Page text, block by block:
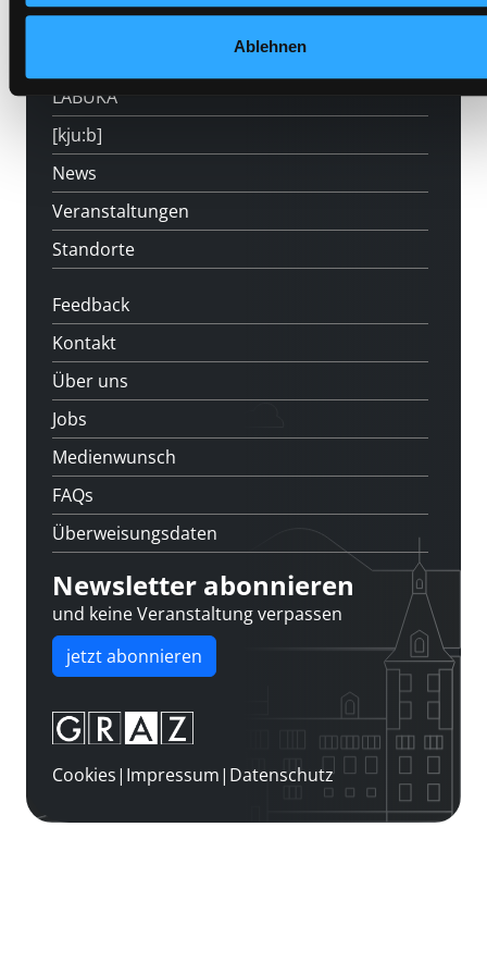
Ablehnen
Mitgliedschaft
LABUKA
[kju:b]
News
Veranstaltungen
Standorte
Feedback
Kontakt
Über uns
Jobs
Medienwunsch
FAQs
Überweisungsdaten
Newsletter abonnieren
und keine Veranstaltung verpassen
jetzt abonnieren
Cookies| Impressum| Datenschutz